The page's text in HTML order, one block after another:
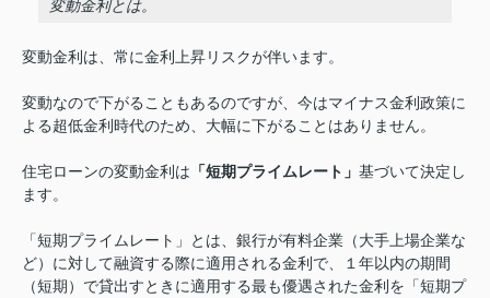
変動金利とは。
変動金利は、常に金利上昇リスクが伴います。
変動なので下がることもあるのですが、今はマイナス金利政策に
よる超低金利時代のため、大幅に下がることはありません。
住宅ローンの変動金利は 「短期プライムレート」 基づいて決定し
ます。
「短期プライムレート」とは、銀行が有料企業（大手上場企業な
ど）に対して融資する際に適用される金利で、１年以内の期間
（短期）で貸出すときに適用する最も優遇された金利を「短期プ